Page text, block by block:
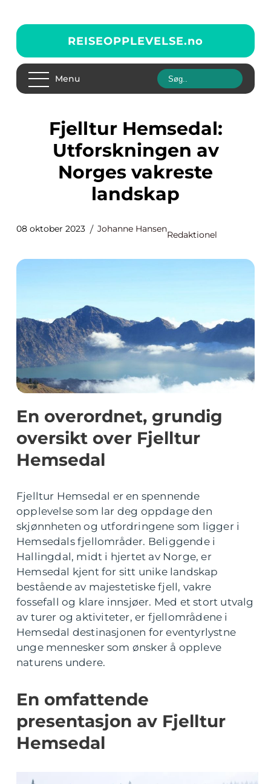
REISEOPPLEVELSE.no
Menu
Fjelltur Hemsedal:
Utforskningen av
Norges vakreste
landskap
08 oktober 2023 Johanne Hansen
Redaktionel
En overordnet, grundig
oversikt over Fjelltur
Hemsedal
Fjelltur Hemsedal er en spennende
opplevelse som lar deg oppdage den
skjønnheten og utfordringene som ligger i
Hemsedals fjellområder. Beliggende i
Hallingdal, midt i hjertet av Norge, er
Hemsedal kjent for sitt unike landskap
bestående av majestetiske fjell, vakre
fossefall og klare innsjøer. Med et stort utvalg
av turer og aktiviteter, er fjellområdene i
Hemsedal destinasjonen for eventyrlystne
unge mennesker som ønsker å oppleve
naturens undere.
En omfattende
presentasjon av Fjelltur
Hemsedal